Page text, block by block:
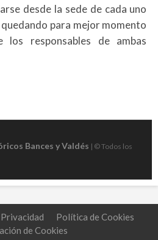
desde la sede de cada uno
para mejor momento
los responsables de ambas
Bances y Valdés | © Todos los
Política de Cookies
de Cookies